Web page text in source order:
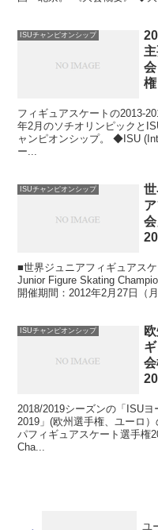
ISUチャンピオンシップ
権
フィギュアスケートの2013-
年2月のソチオリンピックと
ャンピオンシップ。 ◆ISU
ー...
ISUチャンピオンシップ
■世界ジュニアフィギュアス
Junior Figure Skating
開催期間：2012年2月27日（
ISUチャンピオンシップ
2018/2019シーズンの「ISU
2019」(欧州選手権、ユーロ
パフィギュアスケート選手権
Cha...
ユ